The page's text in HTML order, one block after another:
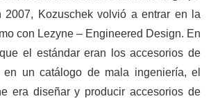
2007, Kozuschek volvió a entrar en la
con Lezyne – Engineered Design. En
el estándar eran los accesorios de
en un catálogo de mala ingeniería, el
era diseñar y producir accesorios de